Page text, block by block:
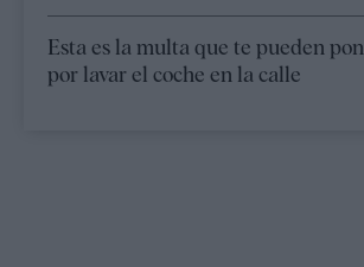
Esta es la multa que te pueden
por lavar el coche en la calle